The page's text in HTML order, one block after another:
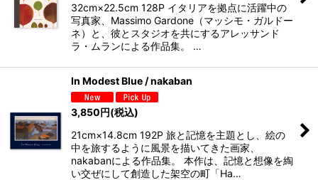
32cm×22.5cm 128P イタリアを拠点に活躍中の
写真家、Massimo Gardone（マッシモ・ガルドー
ネ）と、彼とスタジオを共にするアレッサンド
ラ・ムランによる作品集。 …
In Modest Blue / nakaban
3,850円(税込)
21cm×14.8cm 192P 旅と記憶を主題とし、絵の
中を旅するように風景を描いてきた画家、
nakabanによる作品集。 本作は、記憶と想像を綯
い交ぜにして創造した架空の町「Ha…